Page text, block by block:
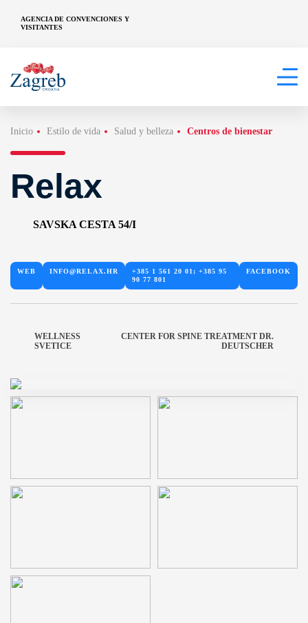
AGENCIA DE CONVENCIONES Y
VISITANTES
Inicio Estilo de vida Salud y belleza Centros de bienestar
Relax
SAVSKA CESTA 54/I
WEB INFO@RELAX.HR
+385 1 561 20 01; +385 95
90 77 801
FACEBOOK
WELLNESS
SVETICE
CENTER FOR SPINE TREATMENT DR.
DEUTSCHER